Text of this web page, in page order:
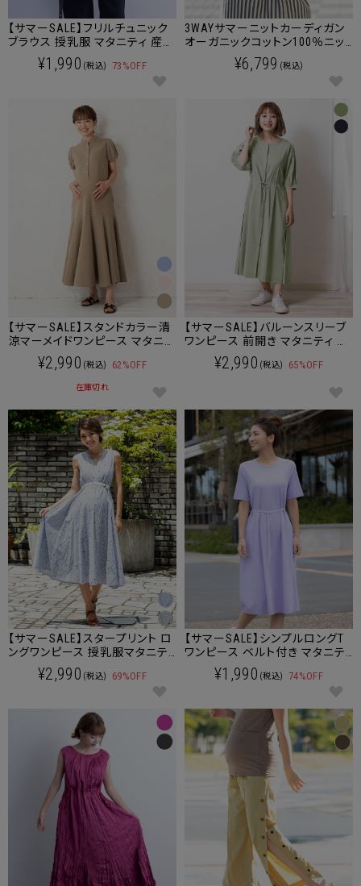
【サマーSALE】フリルチュニック
ブラウス 授乳服 マタニティ 産後
も使える¥1,990 (税込) 73%OFF
3WAYサマーニットカーディガン
オーガニックコットン100％ニッ
ト マタニティウェア/授乳服
¥6,799 (税込)
【サマーSALE】スタンドカラー清
涼マーメイドワンピース マタニ
ティ 授乳服 産後も使える
¥2,990 (税込) 62%OFF
在庫切れ
【サマーSALE】バルーンスリーブ
ワンピース 前開き マタニティ 授
乳服 産後も使える
¥2,990 (税込) 65%OFF
【サマーSALE】スタープリント ロ
ングワンピース 授乳服マタニテ
ィウェア¥2,990 (税込) 69%OFF
【サマーSALE】シンプルロングT
ワンピース ベルト付き マタニテ
ィウェア 授乳服 産後も使える
¥1,990 (税込) 74%OFF